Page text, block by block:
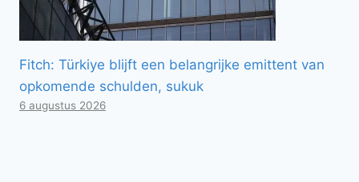
Fitch: Türkiye blijft een belangrijke emittent van
opkomende schulden, sukuk
6 augustus 2026